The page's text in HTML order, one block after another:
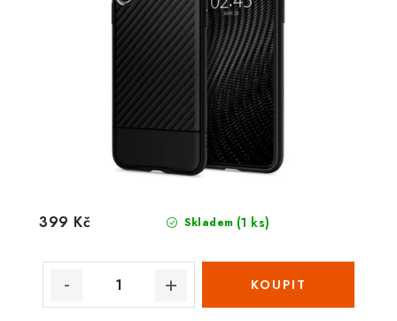
Skladem (1 ks)
399 Kč